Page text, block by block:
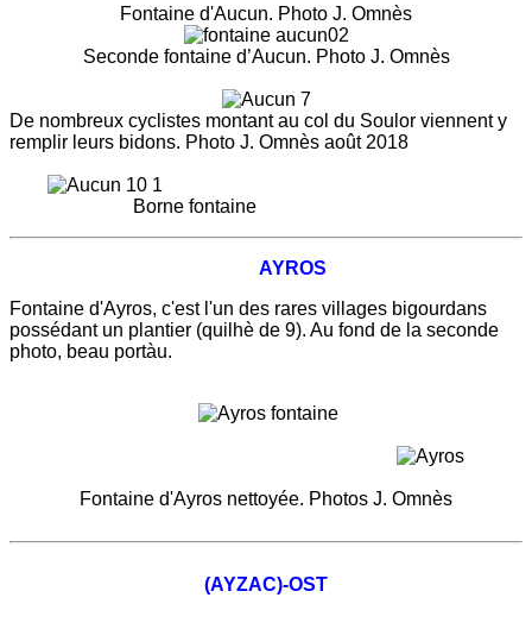
Fontaine d'Aucun. Photo J. Omnès
Seconde fontaine d’Aucun. Photo J. Omnès
De nombreux cyclistes montant au col du Soulor viennent y
remplir leurs bidons. Photo J. Omnès août 2018
Borne fontaine
AYROS
Fontaine d'Ayros, c'est l'un des rares villages bigourdans
possédant un plantier (quilhè de 9). Au fond de la seconde
photo, beau portàu.
Fontaine d'Ayros nettoyée. Photos J. Omnès
(AYZAC)-OST